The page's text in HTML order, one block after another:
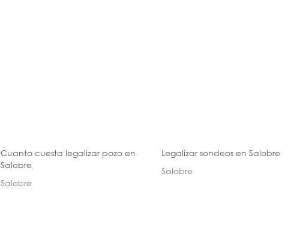
Cuanto cuesta legalizar pozo en
Salobre
Salobre
Legalizar sondeos en Salobre
Salobre